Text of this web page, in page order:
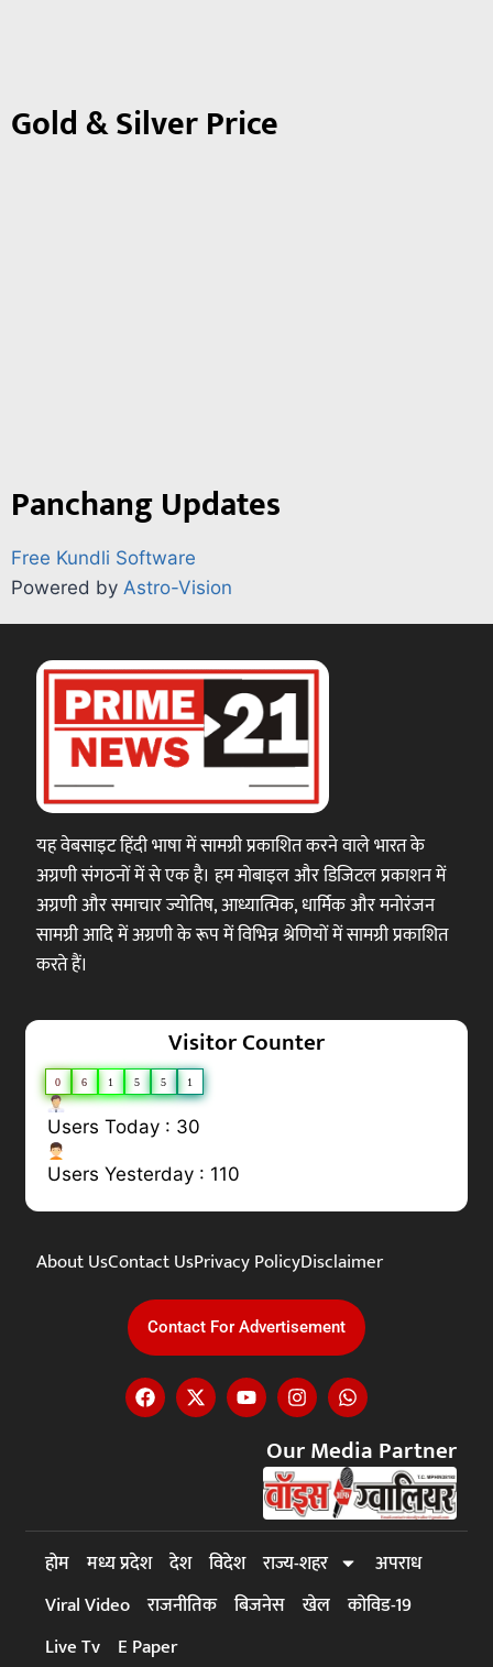
Gold & Silver Price
Panchang Updates
Free Kundli Software
Powered by Astro-Vision
यह वेबसाइट हिंदी भाषा में सामग्री प्रकाशित करने वाले भारत के
अग्रणी संगठनों में से एक है। हम मोबाइल और डिजिटल प्रकाशन में
अग्रणी और समाचार ज्योतिष, आध्यात्मिक, धार्मिक और मनोरंजन
सामग्री आदि में अग्रणी के रूप में विभिन्न श्रेणियों में सामग्री प्रकाशित
करते हैं।
Visitor Counter
0 6 1 5 5 1
Users Today : 30
Users Yesterday : 110
About UsContact UsPrivacy PolicyDisclaimer
Contact For Advertisement
Our Media Partner
होम मध्य प्रदेश देश विदेश राज्य-शहर
अपराध
Viral Video राजनीतिक बिजनेस खेल कोविड-19
Live Tv
E Paper